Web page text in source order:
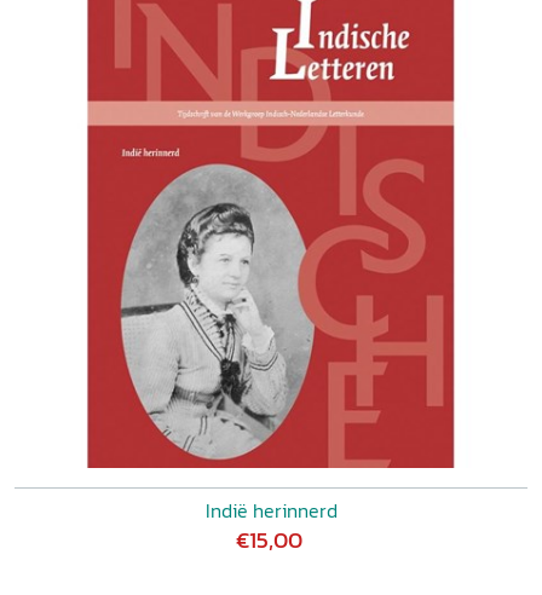
Indië herinnerd
€15,00